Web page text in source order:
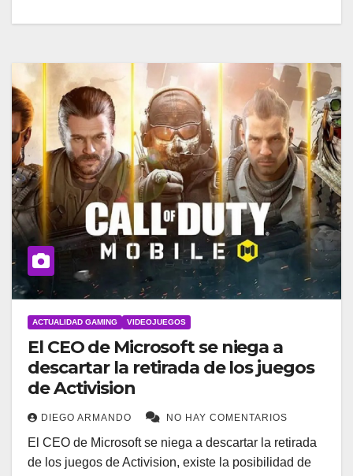
ACTUALIDAD GAMING VIDEOJUEGOS
El CEO de Microsoft se niega a
descartar la retirada de los juegos
de Activision
DIEGO ARMANDO NO HAY COMENTARIOS
El CEO de Microsoft se niega a descartar la retirada
de los juegos de Activision, existe la posibilidad de